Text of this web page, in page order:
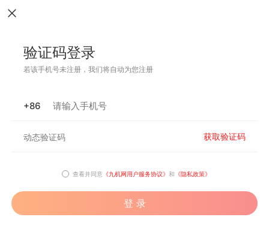
验证码登录
若该手机号未注册，我们将自动为您注册
+86
获取验证码
查看并同意 《九机网用户服务协议》 和 《隐私政策》
登 录